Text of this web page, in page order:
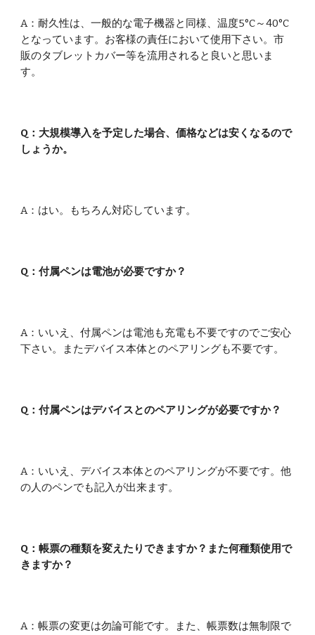
A：耐久性は、一般的な電子機器と同様、温度5°C～40°C
となっています。 お客様の責任において使用下さい。市
販のタブレットカバー等を流用されると良いと思いま
す。
Q ：大規模導入を予定した場合、価格などは安くなるので
しょうか。
A：はい。 もちろん対応しています。
Q ：付属ペンは電池が必要ですか？
A：いいえ、付属ペンは電池も充電も不要ですのでご安心
下さい。またデバイス本体とのペアリングも不要です。
Q：付属ペンはデバイスとのペアリングが必要ですか？
A：いいえ、デバイス本体とのペアリングが不要です。他
の人のペンでも記入が出来ます。
Q ：帳票の種類を変えたりできますか？また何種類使用で
きますか？
A：帳票の変更は勿論可能です。また、帳票数は無制限で